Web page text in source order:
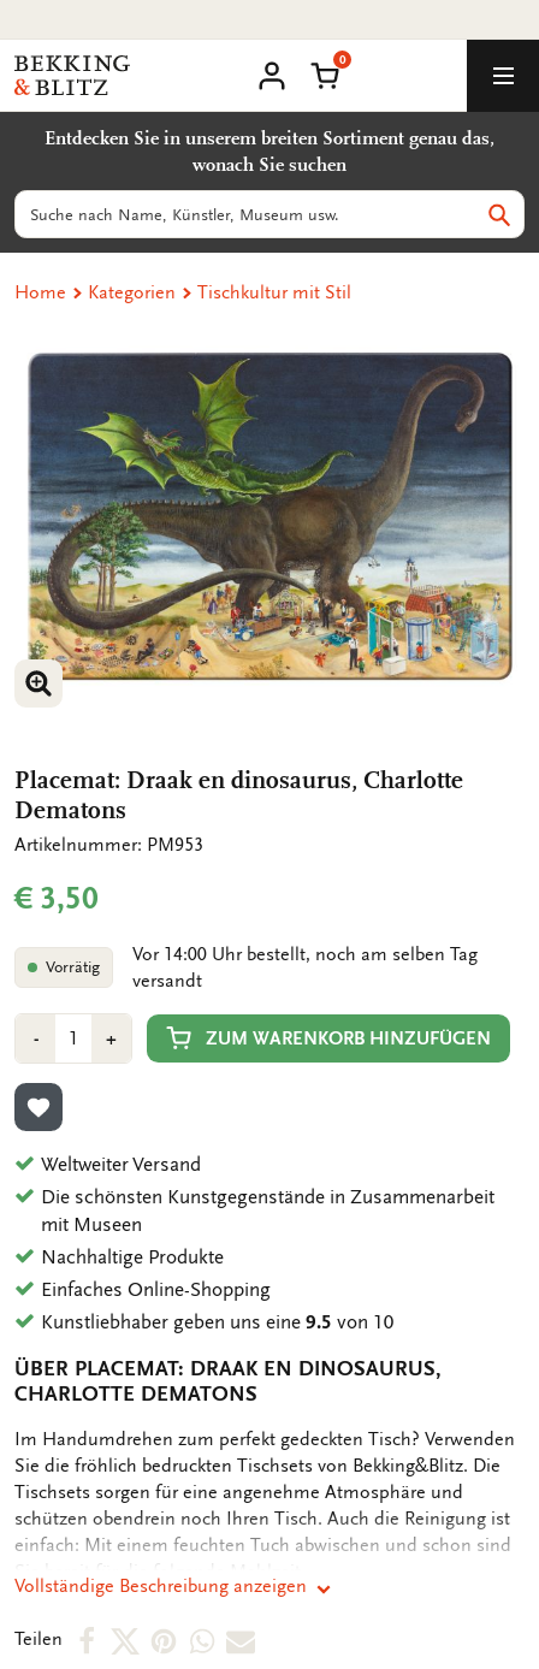
zum
Inhalt
Bekking
&
Uitgevers
Warenkorb
0
Entdecken Sie in unserem breiten Sortiment genau das,
wonach Sie suchen
Suchen
Home Kategorien Tischkultur mit Stil
BILD VERGRÖSSERN
Placemat: Draak en dinosaurus, Charlotte
Dematons
Artikelnummer: PM953
€ 3,50
Vorrätig
Vor 14:00 Uhr bestellt, noch am selben Tag
versandt
-Min
1
Anzahl
+Plus
1
ZUM WARENKORB HINZUFÜGEN
ZUR WUNSCHLISTE HINZUFÜGEN
Weltweiter Versand
Die schönsten Kunstgegenstände in Zusammenarbeit
mit Museen
Nachhaltige Produkte
Einfaches Online-Shopping
Kunstliebhaber geben uns eine9.5 von 10
ÜBER PLACEMAT: DRAAK EN DINOSAURUS,
CHARLOTTE DEMATONS
OMSCHRIJVING
Im Handumdrehen zum perfekt gedeckten Tisch? Verwenden
Sie die fröhlich bedruckten Tischsets von Bekking&Blitz. Die
Tischsets sorgen für eine angenehme Atmosphäre und
schützen obendrein noch Ihren Tisch. Auch die Reinigung ist
einfach: Mit einem feuchten Tuch abwischen und schon sind
Sie bereit für die folgende Mahlzeit
Vollständige Beschreibung anzeigen
Teilen
Per Per Per PerPer